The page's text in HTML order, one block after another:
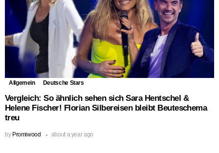
Allgemein Deutsche Stars
Vergleich: So ähnlich sehen sich Sara Hentschel &
Helene Fischer! Florian Silbereisen bleibt Beuteschema
treu
by Promiwood about a year ago